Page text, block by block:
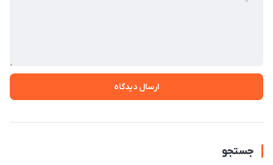
ارسال دیدگاه
جستجو